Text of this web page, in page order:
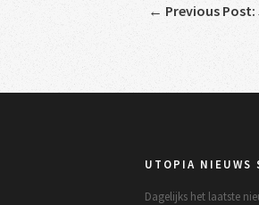
← Previous Post:
UTOPIA NIEUWS
Dagelijks het laatste